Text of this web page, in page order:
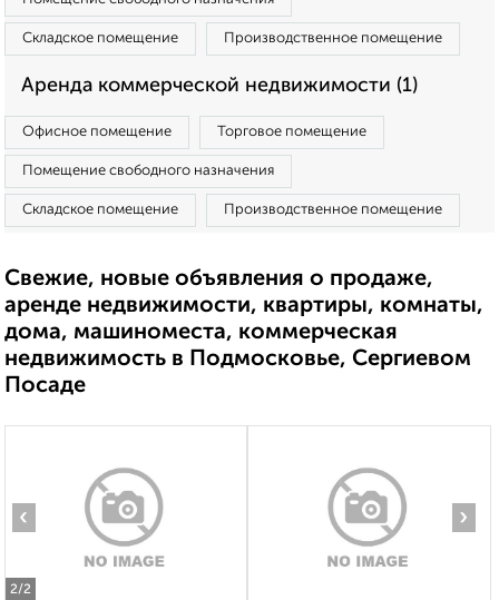
Складское помещение Производственное помещение
Аренда коммерческой недвижимости (1)
Офисное помещение Торговое помещение
Помещение свободного назначения
Складское помещение Производственное помещение
Свежие, новые объявления о продаже,
аренде недвижимости, квартиры, комнаты,
дома, машиноместа, коммерческая
недвижимость в Подмосковье, Сергиевом
Посаде
2/2
‹ ›